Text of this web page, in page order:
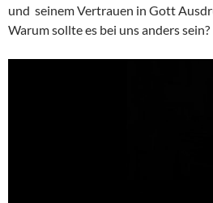
und seinem Vertrauen in Gott
Warum sollte es bei uns anders sein?